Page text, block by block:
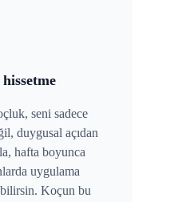
seni sadece
duygusal açıdan
hafta boyunca
uygulama
Koçun bu